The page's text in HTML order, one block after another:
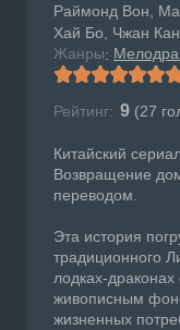
Раймонд Вон,
Хай Бо, Чжан
Жанры:
Рейтинг: 9 (27
Китайский
Возвращение
переводом.
Эта история
традиционного
лодках-
живописным
жизненных